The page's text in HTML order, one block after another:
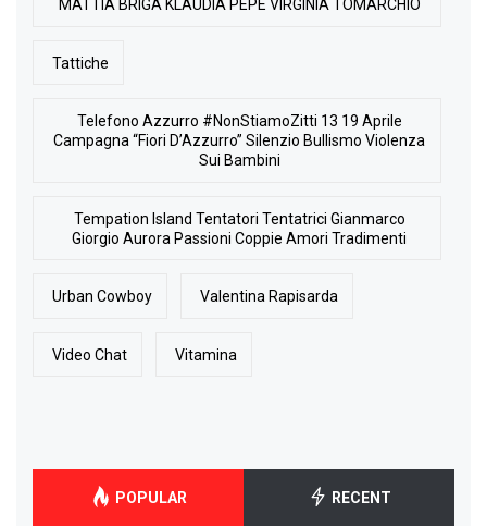
MATTIA BRIGA KLAUDIA PEPE VIRGINIA TOMARCHIO
Tattiche
Telefono Azzurro #NonStiamoZitti 13 19 Aprile
Campagna “Fiori D’Azzurro” Silenzio Bullismo Violenza
Sui Bambini
Tempation Island Tentatori Tentatrici Gianmarco
Giorgio Aurora Passioni Coppie Amori Tradimenti
Urban Cowboy Valentina Rapisarda
Video Chat Vitamina
POPULAR RECENT